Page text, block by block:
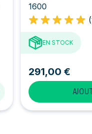
1600
EN STOCK
291,00 €